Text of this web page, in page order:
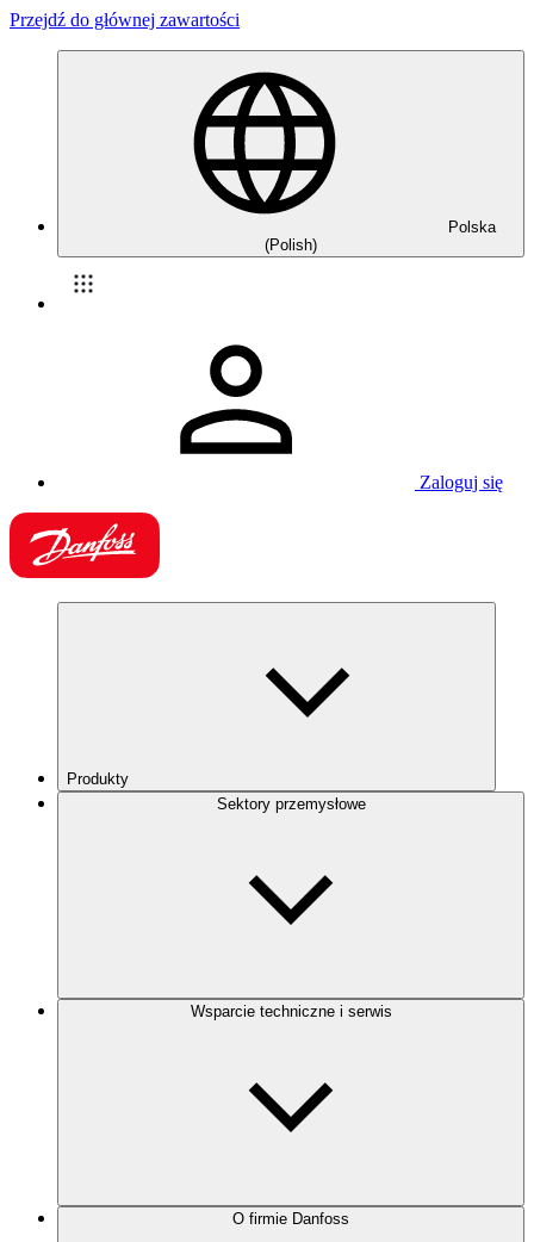
Przejdź do głównej zawartości
Polska
(Polish)
Zaloguj się
Produkty
Sektory przemysłowe
Wsparcie techniczne i serwis
O firmie Danfoss